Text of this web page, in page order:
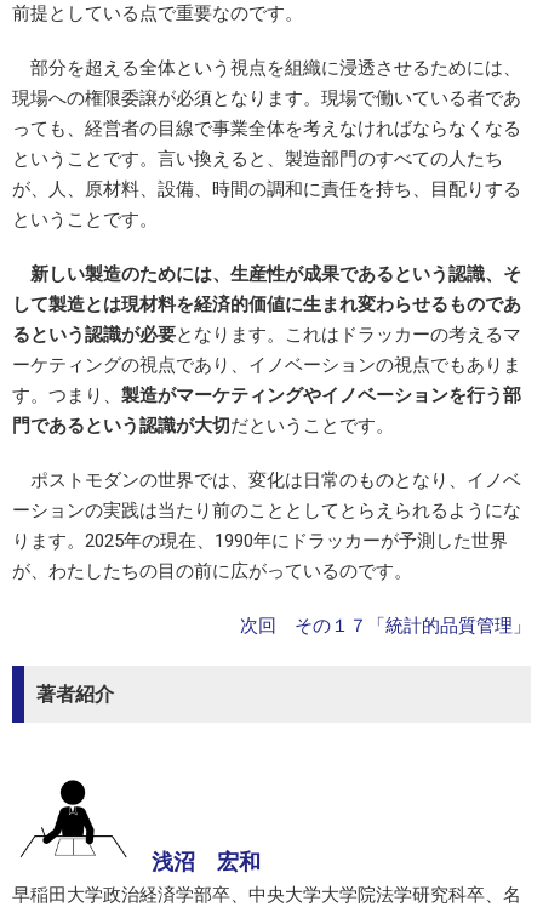
前提としている点で重要なのです。
部分を超える全体という視点を組織に浸透させるためには、
現場への権限委譲が必須となります。現場で働いている者であ
っても、経営者の目線で事業全体を考えなければならなくなる
ということです。言い換えると、製造部門のすべての人たち
が、人、原材料、設備、時間の調和に責任を持ち、目配りする
ということです。
新しい製造のためには、生産性が成果であるという認識、そ
して製造とは現材料を経済的価値に生まれ変わらせるものであ
るという認識が必要となります。これはドラッカーの考えるマ
ーケティングの視点であり、イノベーションの視点でもありま
す。つまり、 製造がマーケティングやイノベーションを行う部
門であるという認識が大切だということです。
ポストモダンの世界では、変化は日常のものとなり、イノベ
ーションの実践は当たり前のこととしてとらえられるようにな
ります。2025年の現在、1990年にドラッカーが予測した世界
が、わたしたちの目の前に広がっているのです。
次回 その１７「統計的品質管理」
著者紹介
浅沼 宏和
早稲田大学政治経済学部卒、中央大学大学院法学研究科卒、名